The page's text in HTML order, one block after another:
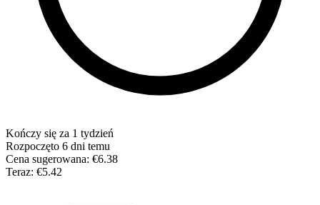
Kończy się za 1 tydzień
Rozpoczęto 6 dni temu
Cena sugerowana: €6.38
Teraz: €5.42